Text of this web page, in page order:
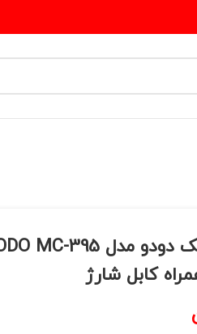
پاوربانک وایرلس مگ سیف مک دودو مدل MCDODO MC-395